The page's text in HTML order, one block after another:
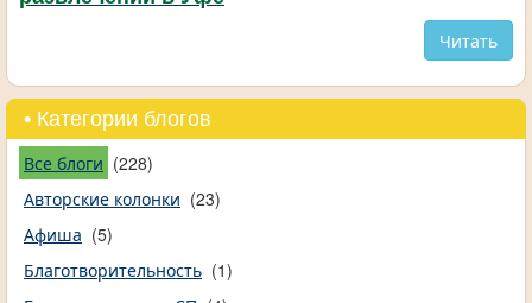
Читать
• Категории блогов
Все блоги (228)
Авторские колонки (23)
Афиша (5)
Благотворительность (1)